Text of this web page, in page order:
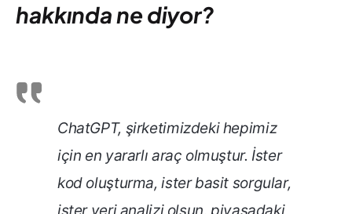
hakkında ne diyor?
ChatGPT, şirketimizdeki hepimiz
için en yararlı araç olmuştur. İster
kod oluşturma, ister basit sorgular,